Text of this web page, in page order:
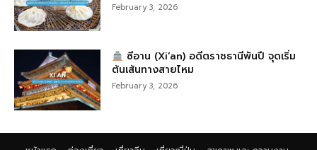
February 3, 2026
ซีอาน (Xi’an) อดีตราชธานีพันปี จุดเริ่ม
ต้นเส้นทางสายไหม
February 3, 2026